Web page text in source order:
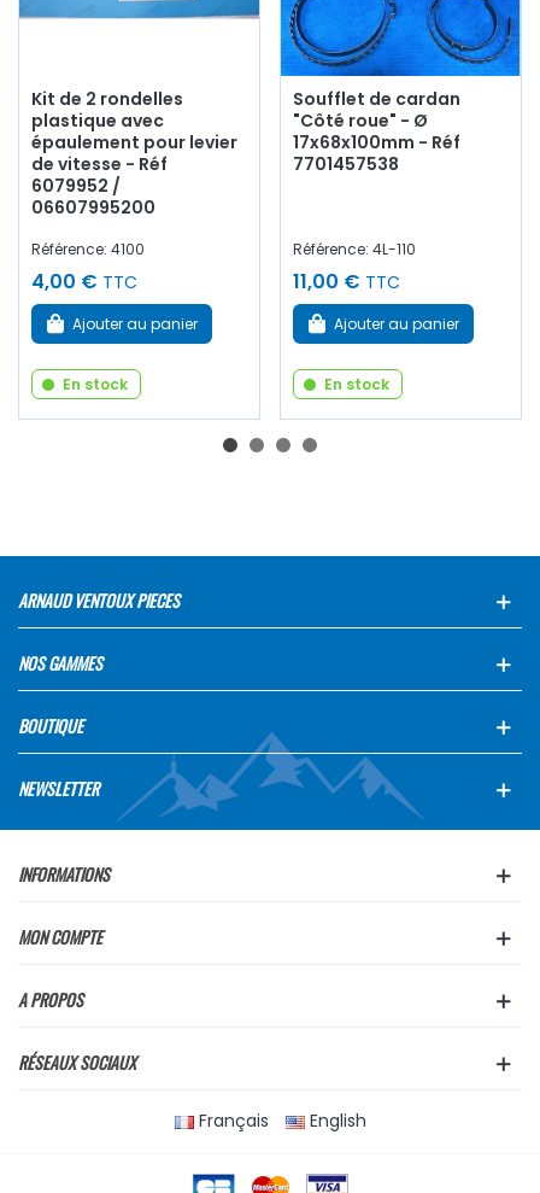
Kit de 2 rondelles
plastique avec
épaulement pour levier
de vitesse - Réf
6079952 /
06607995200
Référence: 4100
4,00 € TTC
Ajouter au panier
En stock
Soufflet de cardan
"Côté roue" - Ø
17x68x100mm - Réf
7701457538
Référence: 4L-110
11,00 € TTC
Ajouter au panier
En stock
ARNAUD VENTOUX PIECES
NOS GAMMES
BOUTIQUE
NEWSLETTER
INFORMATIONS
MON COMPTE
A PROPOS
RÉSEAUX SOCIAUX
Français English